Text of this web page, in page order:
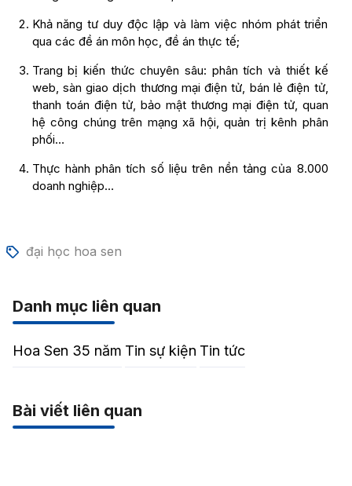
Khả năng tư duy độc lập và làm việc nhóm phát triển
qua các đề án môn học, đề án thực tế;
Trang bị kiến thức chuyên sâu: phân tích và thiết kế
web, sàn giao dịch thương mại điện tử, bán lẻ điện tử,
thanh toán điện tử, bảo mật thương mại điện tử, quan
hệ công chúng trên mạng xã hội, quản trị kênh phân
phối…
Thực hành phân tích số liệu trên nền tảng của 8.000
doanh nghiệp…
đại học hoa sen
Danh mục liên quan
Hoa Sen 35 năm Tin sự kiện Tin tức
Bài viết liên quan